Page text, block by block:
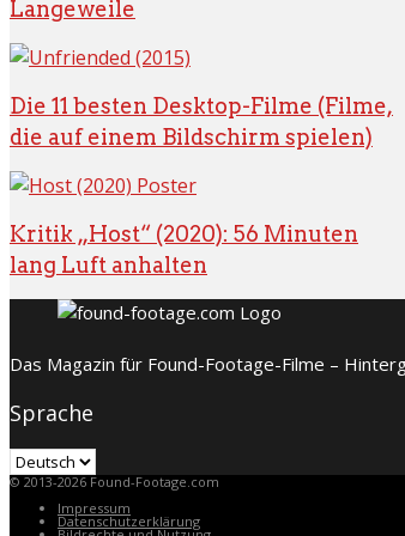
Langeweile
Die 11 besten Desktop-Filme (Filme,
die auf einem Bildschirm spielen)
Kritik „Host“ (2020): 56 Minuten
lang Luft anhalten
Das Magazin für Found-Footage-Filme –
Sprache
Sprache
© 2013-2026 Found-Footage.com
Impressum
Datenschutzerklärung